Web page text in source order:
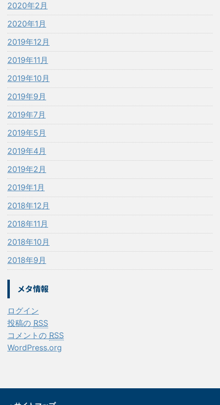
2020年2月
2020年1月
2019年12月
2019年11月
2019年10月
2019年9月
2019年7月
2019年5月
2019年4月
2019年2月
2019年1月
2018年12月
2018年11月
2018年10月
2018年9月
メタ情報
ログイン
投稿の RSS
コメントの RSS
WordPress.org